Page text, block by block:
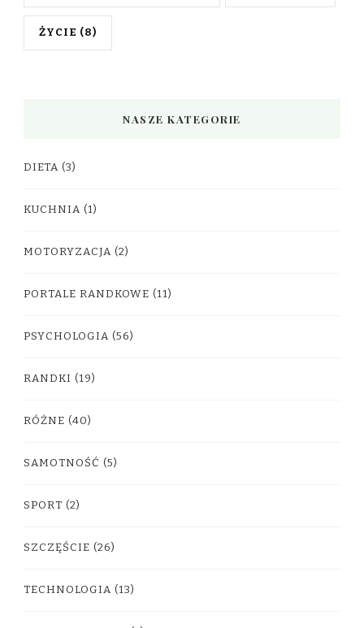
ŻYCIE (8)
NASZE KATEGORIE
DIETA (3)
KUCHNIA (1)
MOTORYZACJA (2)
PORTALE RANDKOWE (11)
PSYCHOLOGIA (56)
RANDKI (19)
RÓŻNE (40)
SAMOTNOŚĆ (5)
SPORT (2)
SZCZĘŚCIE (26)
TECHNOLOGIA (13)